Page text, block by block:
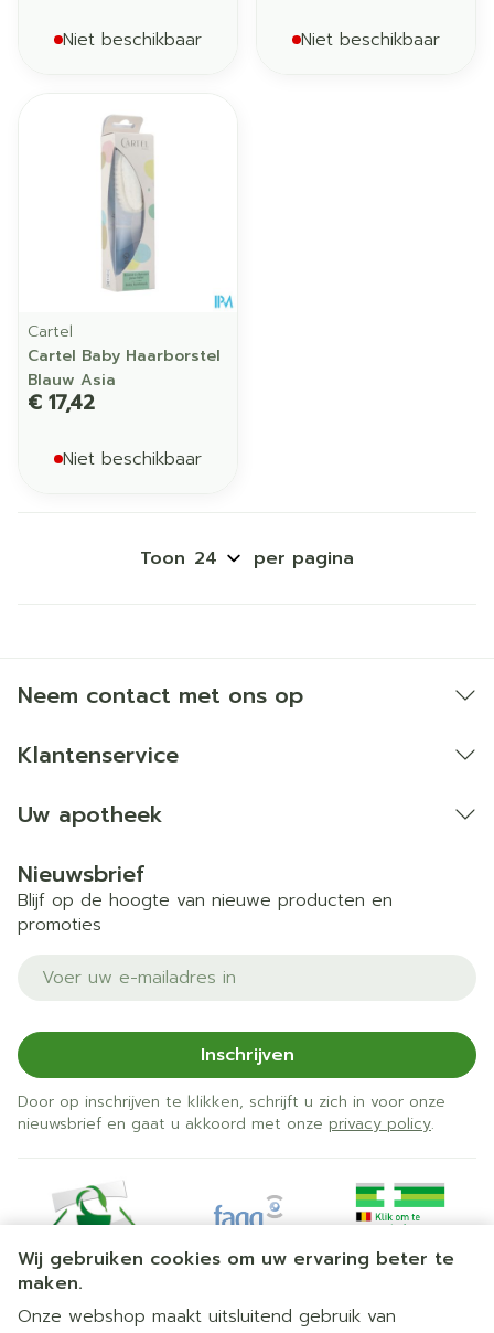
Wij gebruiken cookies om uw ervaring beter te
maken.
Onze webshop maakt uitsluitend gebruik van
Niet beschikbaar Niet beschikbaar
Cartel
Cartel Baby Haarborstel
Blauw Asia
€ 17,42
Niet beschikbaar
Toon per pagina
Neem contact met ons op
Klantenservice
Uw apotheek
Nieuwsbrief
Blijf op de hoogte van nieuwe producten en
promoties
E-mail adres
Inschrijven
Door op inschrijven te klikken, schrijft u zich in voor onze
nieuwsbrief en gaat u akkoord met onze privacy policy.